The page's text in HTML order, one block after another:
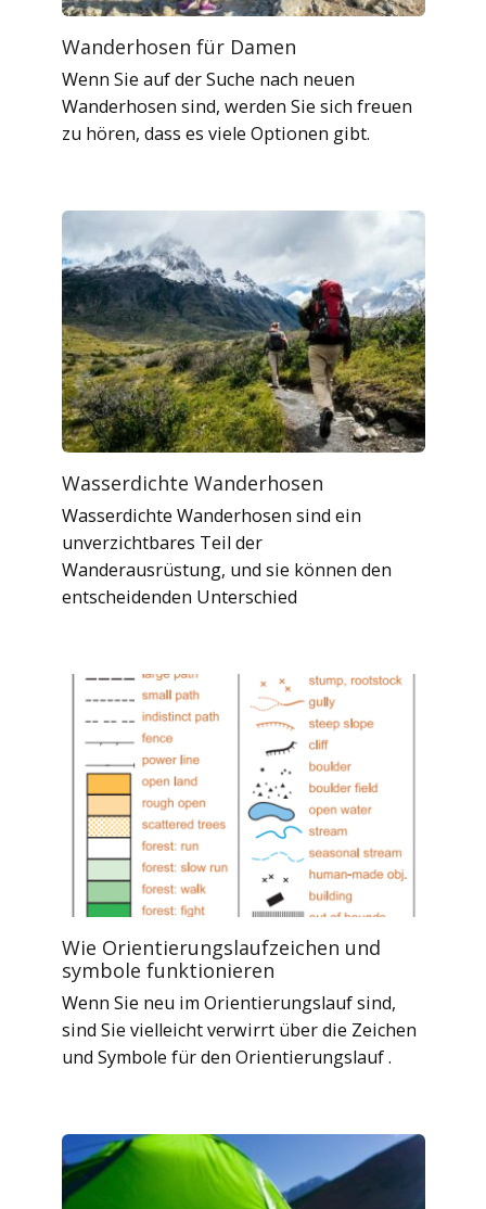
Wanderhosen für Damen
Wenn Sie auf der Suche nach neuen
Wanderhosen sind, werden Sie sich freuen
zu hören, dass es viele Optionen gibt.
Wasserdichte Wanderhosen
Wasserdichte Wanderhosen sind ein
unverzichtbares Teil der
Wanderausrüstung, und sie können den
entscheidenden Unterschied
Wie Orientierungslaufzeichen und
symbole funktionieren
Wenn Sie neu im Orientierungslauf sind,
sind Sie vielleicht verwirrt über die Zeichen
und Symbole für den Orientierungslauf .